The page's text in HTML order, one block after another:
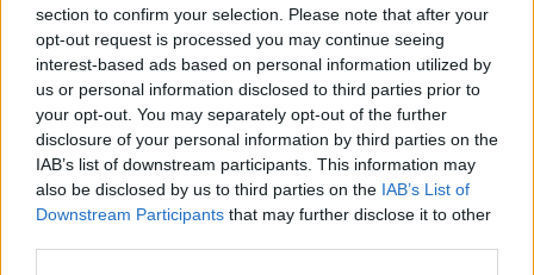
section to confirm your selection. Please note that after your
opt-out request is processed you may continue seeing
interest-based ads based on personal information utilized by
us or personal information disclosed to third parties prior to
your opt-out. You may separately opt-out of the further
disclosure of your personal information by third parties on the
IAB’s list of downstream participants. This information may
also be disclosed by us to third parties on the IAB’s List of
Downstream Participants that may further disclose it to other
13 Απριλίου 2019 09:53